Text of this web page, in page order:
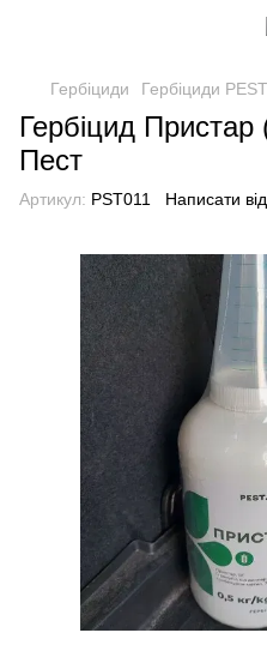
Гербіциди Гербіциди PEST
Гербіцид Пристар
Пест
Артикул: PST011 Написати